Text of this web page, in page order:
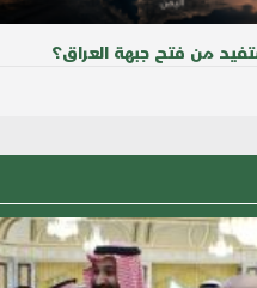
من فتح جبهة العراق؟